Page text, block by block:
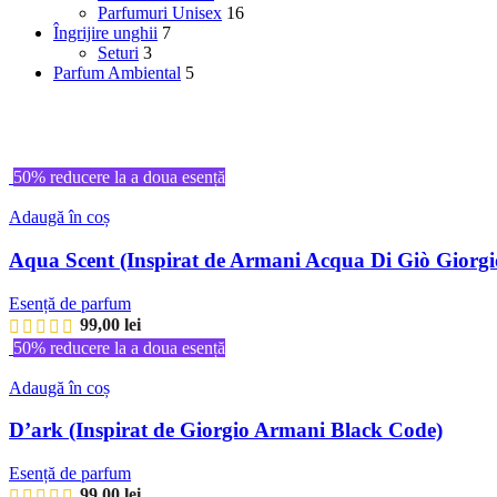
Parfumuri Unisex 16
Îngrijire unghii 7
Seturi 3
Parfum Ambiental 5
50% reducere la a doua esență
Adaugă în coș
Aqua Scent (Inspirat de Armani Acqua Di Giò
Esență de parfum
99,00 lei
50% reducere la a doua esență
Adaugă în coș
D’ark (Inspirat de Giorgio Armani Black Code)
Esență de parfum